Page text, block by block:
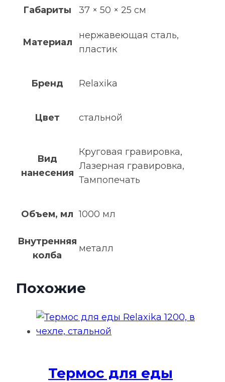
Габариты
37 × 50 × 25 см
Материал
нержавеющая сталь,
пластик
Бренд Relaxika
Цвет стальной
Вид
нанесения
Круговая гравировка,
Лазерная гравировка,
Тампопечать
Объем, мл 1000 мл
Внутренняя
колба
металл
Похожие
Термос для еды